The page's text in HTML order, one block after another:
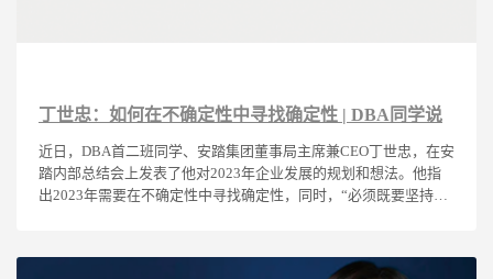
丁世忠：如何在不确定性中寻找确定性 | DBA同学说
近日，DBA首二班同学、安踏集团董事局主席兼CEO丁世忠，在安
踏内部总结会上发表了他对2023年企业发展的规划和想法。他指
出2023年需要在不确定性中寻找确定性，同时，“必须既要坚持长